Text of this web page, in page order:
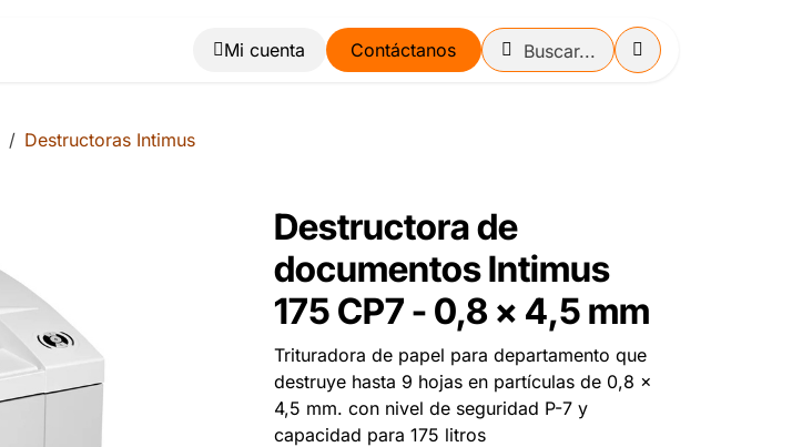
Blog Contáctanos
Destructoras Intimus
Destructora de
documentos Intimus
175 CP7 - 0,8 x 4,5 mm
Trituradora de papel para departamento que
destruye hasta 9 hojas en partículas de 0,8 x
4,5 mm. con nivel de seguridad P-7 y
capacidad para 175 litros